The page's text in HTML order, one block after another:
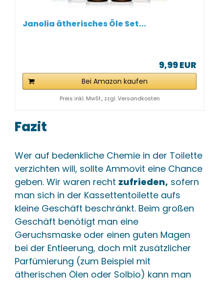
Janolia ätherisches Öle Set...
9,99 EUR
Bei Amazon kaufen
Preis inkl. MwSt., zzgl. Versandkosten
Fazit
Wer auf bedenkliche Chemie in der Toilette
verzichten will, sollte Ammovit eine Chance
geben. Wir waren recht zufrieden, sofern
man sich in der Kassettentoilette aufs
kleine Geschäft beschränkt. Beim großen
Geschäft benötigt man eine
Geruchsmaske oder einen guten Magen
bei der Entleerung, doch mit zusätzlicher
Parfümierung (zum Beispiel mit
ätherischen Ölen oder Solbio) kann man